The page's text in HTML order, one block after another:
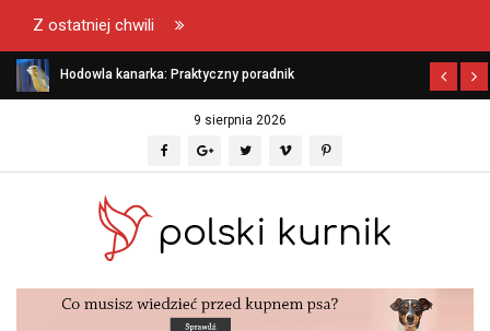
Z ostatniej chwili
Hodowla kanarka: Praktyczny poradnik
9 sierpnia 2026